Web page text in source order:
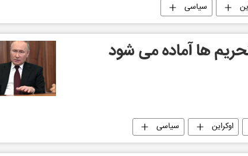
سیاسی
ها آماده می شود
اوکراین سیاسی